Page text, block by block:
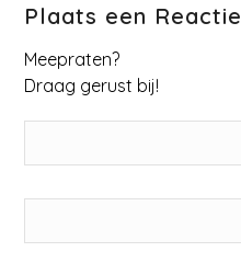
Plaats een Reactie
Meepraten?
Draag gerust bij!